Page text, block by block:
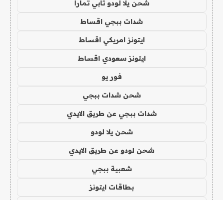
شحن يلا لودو تابي تمارا
شدات ببجي اقساط
ايتونز امريكي اقساط
ايتونز سعودي اقساط
فور يو
شحن شدات ببجي
شدات ببجي عن طريق الايدي
شحن يلا لودو
شحن لودو عن طريق الايدي
شعبية ببجي
بطاقات ايتونز